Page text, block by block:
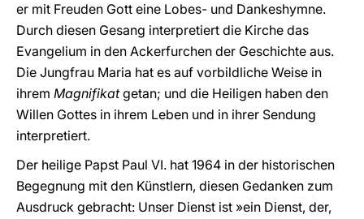
er mit Freuden Gott eine Lobes- und Dankeshymne.
Durch diesen Gesang interpretiert die Kirche das
Evangelium in den Ackerfurchen der Geschichte aus.
Die Jungfrau Maria hat es auf vorbildliche Weise in
ihrem Magnifikatgetan; und die Heiligen haben den
Willen Gottes in ihrem Leben und in ihrer Sendung
interpretiert.
Der heilige Papst Paul VI. hat 1964 in der historischen
Begegnung mit den Künstlern, diesen Gedanken zum
Ausdruck gebracht: Unser Dienst ist »ein Dienst, der,